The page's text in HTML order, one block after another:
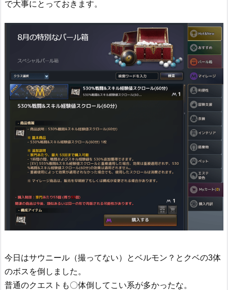
で大事にとっておきます。
今日はサウニール（撮ってない）とベルモン？とクベの3体
のボスを倒しました。
普通のクエストも〇体倒してこい系が多かったな。